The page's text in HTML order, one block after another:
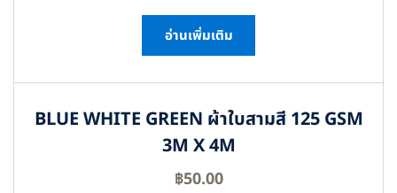
อ่านเพิ่มเติม
BLUE WHITE GREEN ผ้าใบสามสี 125 GSM
3M X 4M
฿50.00